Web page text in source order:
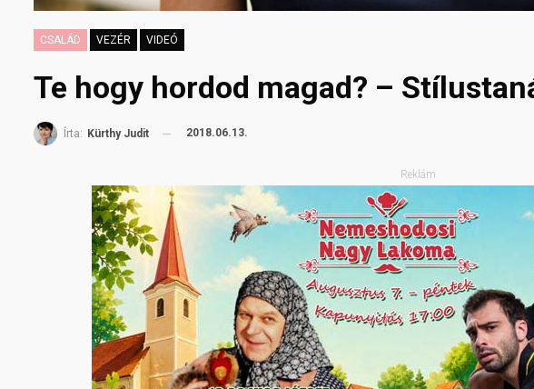
CSALÁD VEZÉR VIDEÓ
Te hogy hordod magad? –
Írta: Kürthy Judit 2018.06.13.
Reklám